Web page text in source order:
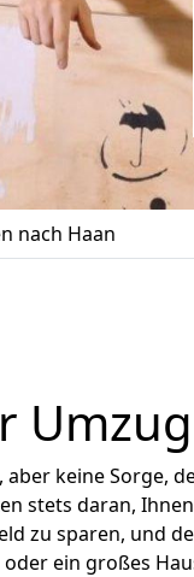
nach Haan
keine Sorge,
stets daran, Ihnen
zu sparen, und
ein großes